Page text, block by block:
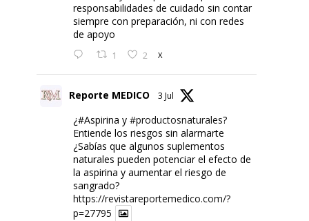
responsabilidades de cuidado sin contar
siempre con preparación, ni con redes
de apoyo
1 2 X
Reporte MEDICO 3 Jul
¿#Aspirina y #productosnaturales?
Entiende los riesgos sin alarmarte
¿Sabías que algunos suplementos
naturales pueden potenciar el efecto de
la aspirina y aumentar el riesgo de
sangrado?
https://revistareportemedico.com/?
p=27795